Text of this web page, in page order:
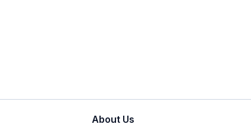
About Us